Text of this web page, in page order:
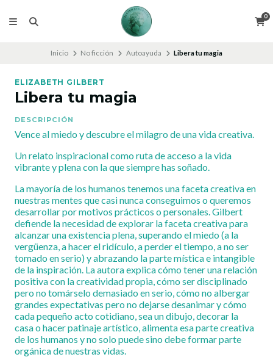
0
Inicio No ficción Autoayuda Libera tu magia
ELIZABETH GILBERT
Libera tu magia
DESCRIPCIÓN
Vence al miedo y descubre el milagro de una vida creativa.
Un relato inspiracional como ruta de acceso a la vida
vibrante y plena con la que siempre has soñado.
La mayoría de los humanos tenemos una faceta creativa en
nuestras mentes que casi nunca conseguimos o queremos
desarrollar por motivos prácticos o personales. Gilbert
defiende la necesidad de explorar la faceta creativa para
alcanzar una existencia plena, superando el miedo (a la
vergüenza, a hacer el ridículo, a perder el tiempo, a no ser
tomado en serio) y abrazando la parte mística e intangible
de la inspiración. La autora explica cómo tener una relación
positiva con la creatividad propia, cómo ser disciplinado
pero no tomárselo demasiado en serio, cómo no albergar
grandes expectativas pero no dejarse desanimar y cómo
cada pequeño acto cotidiano, sea un dibujo, decorar la
casa o hacer patinaje artístico, alimenta esa parte creativa
de los humanos y no solo puede sino debe formar parte
orgánica de nuestras vidas.